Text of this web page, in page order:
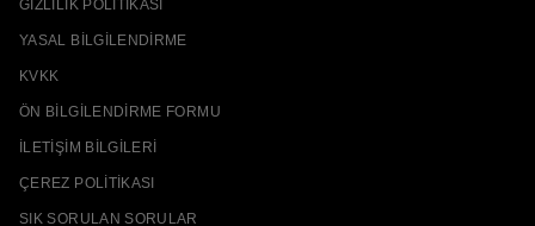
GIZLILIK POLITIKASI
YASAL BILGILENDIRME
KVKK
ÖN BILGILENDIRME FORMU
İLETIŞIM BILGILERI
ÇEREZ POLITIKASI
SIK SORULAN SORULAR